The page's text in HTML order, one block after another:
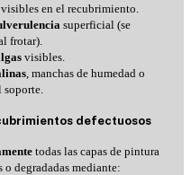
visibles en el recubrimiento.
superficial (se
frotar).
visibles.
, manchas de humedad o
defectuosos
todas las capas de pintura
o degradadas mediante: